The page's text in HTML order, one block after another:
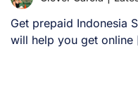
Get prepaid Indonesia
will help you get online